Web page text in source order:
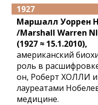
1927
Маршалл Уоррен
/Marshall Warren
(1927 ≈ 15.1.2010),
американский
роль в
он, Роберт ХОЛЛИ
лауреатами
медицине.